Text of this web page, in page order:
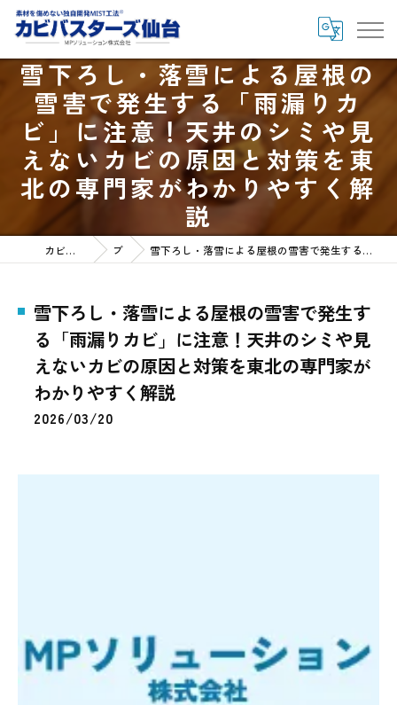
雪下ろし・落雪による屋根の
雪害で発生する「雨漏りカ
ビ」に注意！天井のシミや見
えないカビの原因と対策を東
北の専門家がわかりやすく解
説
カビバスターズ仙台HOME ブログ 雪下ろし・落雪による屋根の雪害で発生する「雨漏りカビ」に注意！天井のシミや見えないカビの原因と対策を東北の専門家がわかりやすく解説
雪下ろし・落雪による屋根の雪害で発生す
る「雨漏りカビ」に注意！天井のシミや見
えないカビの原因と対策を東北の専門家が
わかりやすく解説
2026/03/20